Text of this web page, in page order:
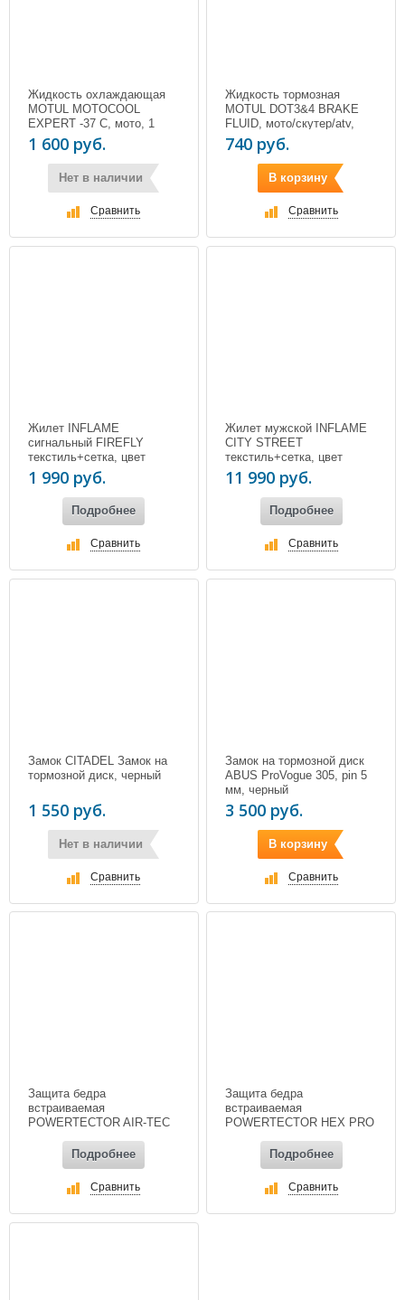
Жидкость охлаждающая
MOTUL MOTOCOOL
EXPERT -37 С, мото, 1
литр
1 600 руб.
Нет в наличии
Сравнить
Жидкость тормозная
MOTUL DOT3&4 BRAKE
FLUID, мото/скутер/atv,
DOT 4, 500 мл
740 руб.
В корзину
Сравнить
Жилет INFLAME
сигнальный FIREFLY
текстиль+сетка, цвет
зеленый неон
1 990 руб.
Подробнее
Сравнить
Жилет мужской INFLAME
CITY STREET
текстиль+сетка, цвет
черный
11 990 руб.
Подробнее
Сравнить
Замок CITADEL Замок на
тормозной диск, черный
1 550 руб.
Нет в наличии
Сравнить
Замок на тормозной диск
ABUS ProVogue 305, pin 5
мм, черный
3 500 руб.
В корзину
Сравнить
Защита бедра
встраиваемая
POWERTECTOR AIR-TEC
Подробнее
Сравнить
Защита бедра
встраиваемая
POWERTECTOR HEX PRO
Подробнее
Сравнить